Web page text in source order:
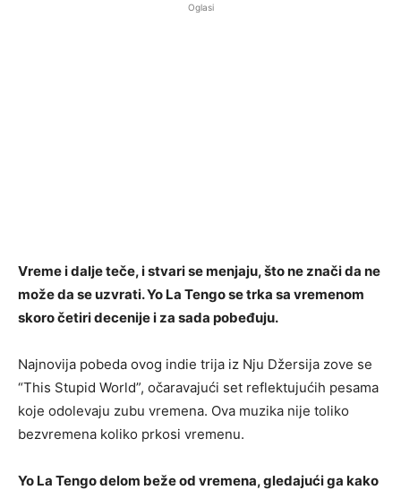
Oglasi
Vreme i dalje teče, i stvari se menjaju, što ne znači da ne
može da se uzvrati. Yo La Tengo se trka sa vremenom
skoro četiri decenije i za sada pobeđuju.
Najnovija pobeda ovog indie trija iz Nju Džersija zove se
“This Stupid World”, očaravajući set reflektujućih pesama
koje odolevaju zubu vremena. Ova muzika nije toliko
bezvremena koliko prkosi vremenu.
Yo La Tengo delom beže od vremena, gledajući ga kako